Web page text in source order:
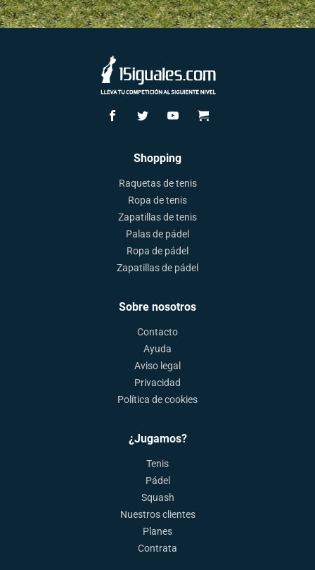
Shopping
Raquetas de tenis
Ropa de tenis
Zapatillas de tenis
Palas de pádel
Ropa de pádel
Zapatillas de pádel
Sobre nosotros
Contacto
Ayuda
Aviso legal
Privacidad
Política de cookies
¿Jugamos?
Tenis
Pádel
Squash
Nuestros clientes
Planes
Contrata